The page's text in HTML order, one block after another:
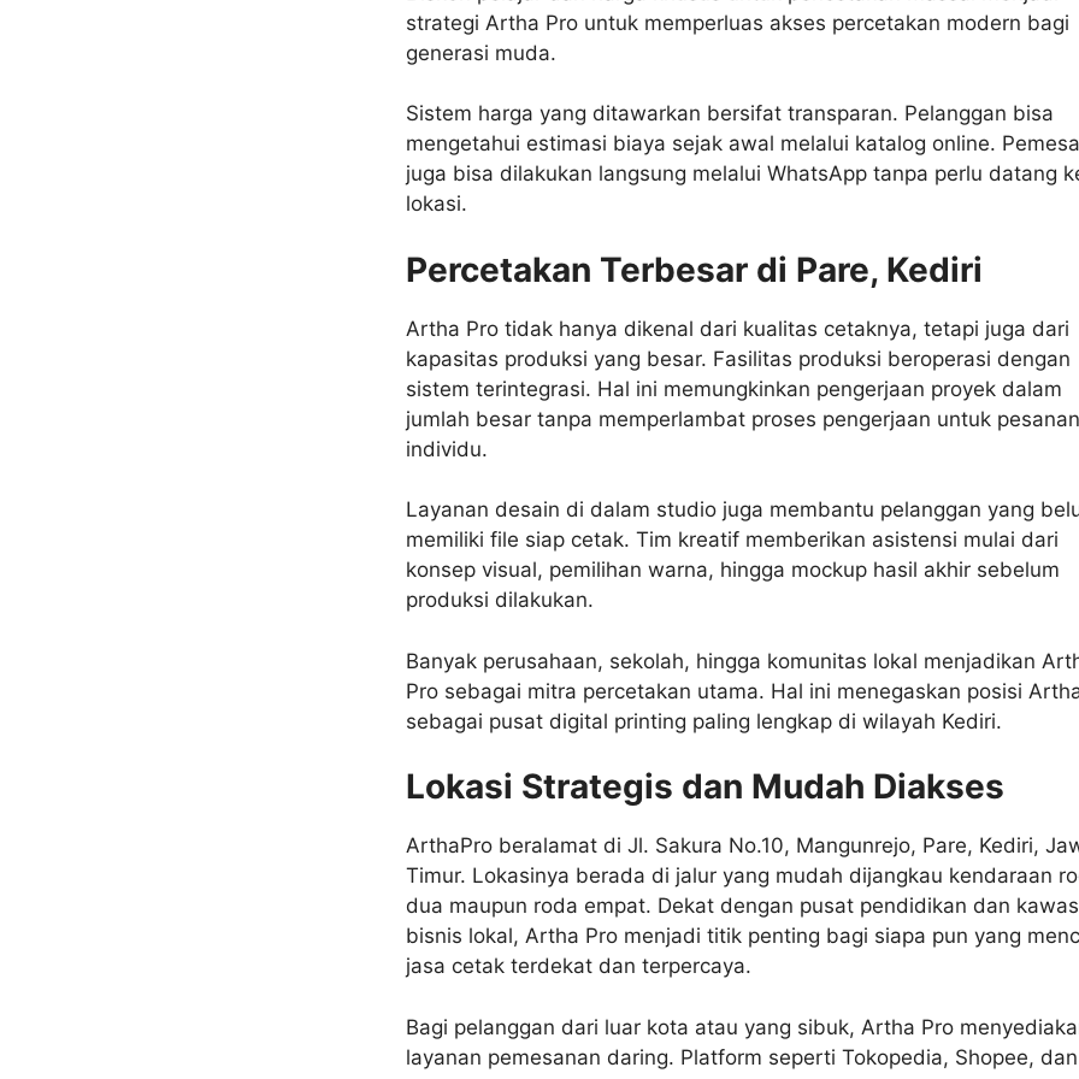
strategi Artha Pro untuk memperluas akses percetakan modern bagi
generasi muda.
Sistem harga yang ditawarkan bersifat transparan. Pelanggan bisa
mengetahui estimasi biaya sejak awal melalui katalog online.
juga bisa dilakukan langsung melalui WhatsApp tanpa perlu datang
lokasi.
Percetakan Terbesar di Pare, Kediri
Artha Pro tidak hanya dikenal dari kualitas cetaknya, tetapi juga dari
kapasitas produksi yang besar. Fasilitas produksi beroperasi dengan
sistem terintegrasi. Hal ini memungkinkan pengerjaan proyek dalam
jumlah besar tanpa memperlambat proses pengerjaan untuk pesanan
individu.
Layanan desain di dalam studio juga membantu pelanggan yang
memiliki file siap cetak. Tim kreatif memberikan asistensi mulai dari
konsep visual, pemilihan warna, hingga mockup hasil akhir sebelum
produksi dilakukan.
Banyak perusahaan, sekolah, hingga komunitas lokal menjadikan
Pro sebagai mitra percetakan utama. Hal ini menegaskan posisi
sebagai pusat digital printing paling lengkap di wilayah Kediri.
Lokasi Strategis dan Mudah Diakses
ArthaPro beralamat di Jl. Sakura No.10, Mangunrejo, Pare, Kediri,
Timur. Lokasinya berada di jalur yang mudah dijangkau kendaraan
dua maupun roda empat. Dekat dengan pusat pendidikan dan
bisnis lokal, Artha Pro menjadi titik penting bagi siapa pun yang
jasa cetak terdekat dan terpercaya.
Bagi pelanggan dari luar kota atau yang sibuk, Artha Pro
layanan pemesanan daring. Platform seperti Tokopedia, Shopee, dan